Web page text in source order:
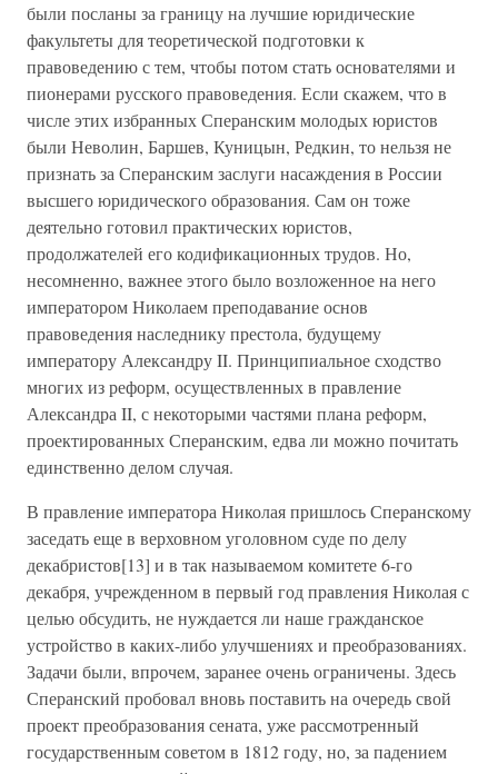
были посланы за границу на лучшие юридические
факультеты для теоретической подготовки к
правоведению с тем, чтобы потом стать основателями и
пионерами русского правоведения. Если скажем, что в
числе этих избранных Сперанским молодых юристов
были Неволин, Баршев, Куницын, Редкин, то нельзя не
признать за Сперанским заслуги насаждения в России
высшего юридического образования. Сам он тоже
деятельно готовил практических юристов,
продолжателей его кодификационных трудов. Но,
несомненно, важнее этого было возложенное на него
императором Николаем преподавание основ
правоведения наследнику престола, будущему
императору Александру II. Принципиальное сходство
многих из реформ, осуществленных в правление
Александра II, с некоторыми частями плана реформ,
проектированных Сперанским, едва ли можно почитать
единственно делом случая.
В правление императора Николая пришлось Сперанскому
заседать еще в верховном уголовном суде по делу
декабристов[13] и в так называемом комитете 6-го
декабря, учрежденном в первый год правления Николая с
целью обсудить, не нуждается ли наше гражданское
устройство в каких-либо улучшениях и преобразованиях.
Задачи были, впрочем, заранее очень ограничены. Здесь
Сперанский пробовал вновь поставить на очередь свой
проект преобразования сената, уже рассмотренный
государственным советом в 1812 году, но, за падением